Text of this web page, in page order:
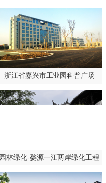
浙江省嘉兴市工业园科普广场
园林绿化-婺源一江两岸绿化工程